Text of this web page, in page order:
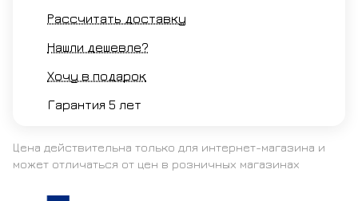
Рассчитать доставку
Нашли дешевле?
Хочу в подарок
Гарантия 5 лет
Цена действительна только для интернет-магазина и
может отличаться от цен в розничных магазинах